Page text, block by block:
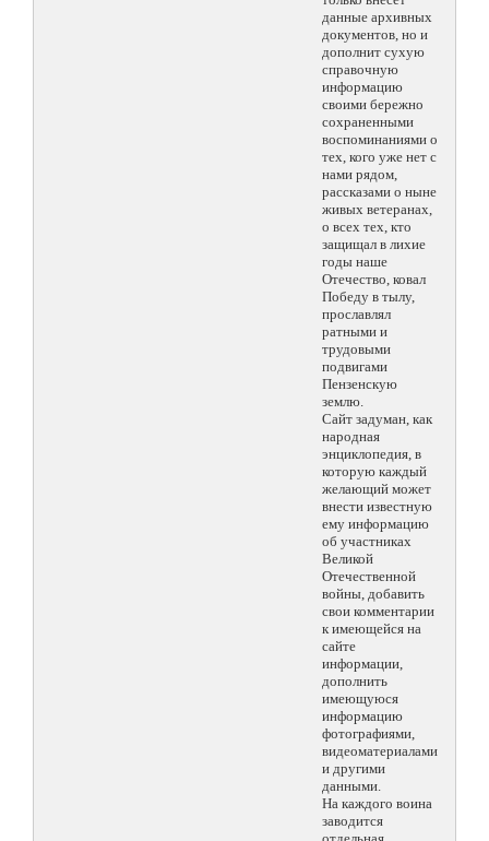
данные архивных
документов, но и
дополнит сухую
справочную
информацию
своими бережно
сохраненными
воспоминаниями о
тех, кого уже нет с
нами рядом,
рассказами о ныне
живых ветеранах,
о всех тех, кто
защищал в лихие
годы наше
Отечество, ковал
Победу в тылу,
прославлял
ратными и
трудовыми
подвигами
Пензенскую
землю.
Сайт задуман, как
народная
энциклопедия, в
которую каждый
желающий может
внести известную
ему информацию
об участниках
Великой
Отечественной
войны, добавить
свои комментарии
к имеющейся на
сайте
информации,
дополнить
имеющуюся
информацию
фотографиями,
видеоматериалами
и другими
данными.
На каждого воина
заводится